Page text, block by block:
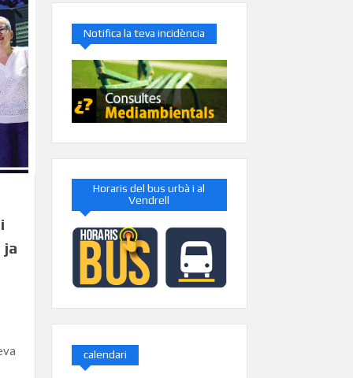
ja
Notifica la teva incidència
Horaris del bus urbà i al
Vendrell
calendari